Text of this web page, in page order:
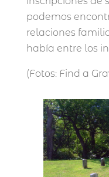
podemos
relaciones
había entre los
(Fotos: Find a